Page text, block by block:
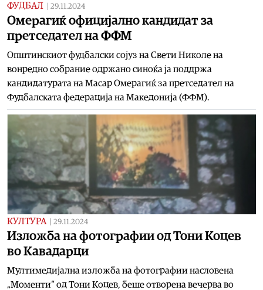
ФУДБАЛ 29.11.2024
Омерагиќ официјално кандидат за
претседател на ФФМ
Општинскиот фудбалски сојуз на Свети Николе на
вонредно собрание одржано синоќа ја поддржа
кандидатурата на Масар Омерагиќ за претседател на
Фудбалската федерација на Македонија (ФФМ).
КУЛТУРА 29.11.2024
Изложба на фотографии од Тони Коцев
во Кавадарци
Мултимедијална изложба на фотографии насловена
„Моменти“ од Тони Коцев, беше отворена вечерва во